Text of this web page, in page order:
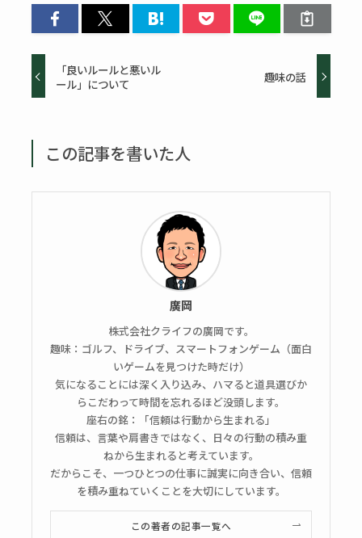
「良いルールと悪いル
ール」について
趣味の話
この記事を書いた人
廣岡
株式会社クライフの廣岡です。
趣味：ゴルフ、ドライブ、スマートフォンゲーム（面白
いゲームを見つけた時だけ）
気になることには深く入り込み、ハマると道具選びか
らこだわって時間を忘れるほど没頭します。
座右の銘：「信頼は行動から生まれる」
信頼は、言葉や肩書きではなく、日々の行動の積み重
ねから生まれると考えています。
だからこそ、一つひとつの仕事に誠実に向き合い、信頼
を積み重ねていくことを大切にしています。
この著者の記事一覧へ